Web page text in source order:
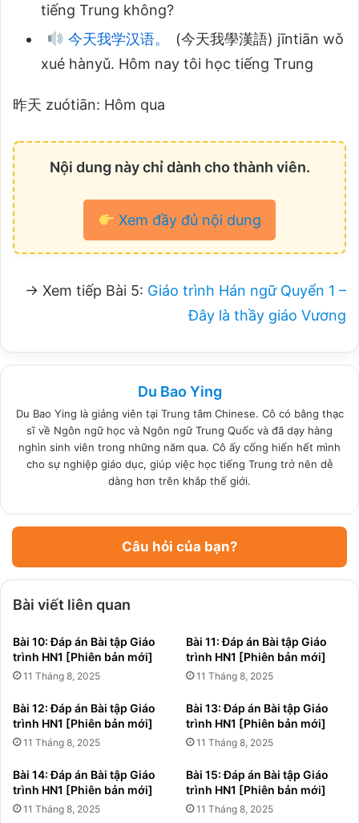
tiếng Trung không?
今天我学汉语。
(今天我學漢語) jīntiān wǒ
xué hànyǔ. Hôm nay tôi học tiếng Trung
昨天 zuótiān: Hôm qua
Nội dung này chỉ dành cho thành viên.
Xem đầy đủ nội dung
→ Xem tiếp Bài 5: Giáo trình Hán ngữ Quyển 1 –
Đây là thầy giáo Vương
Du Bao Ying
Du Bao Ying là giảng viên tại Trung tâm Chinese. Cô có bằng thạc
sĩ về Ngôn ngữ học và Ngôn ngữ Trung Quốc và đã dạy hàng
nghìn sinh viên trong những năm qua. Cô ấy cống hiến hết mình
cho sự nghiệp giáo dục, giúp việc học tiếng Trung trở nên dễ
dàng hơn trên khắp thế giới.
Câu hỏi của bạn?
Bài viết liên quan
Bài 10: Đáp án Bài tập Giáo
trình HN1 [Phiên bản mới]
11 Tháng 8, 2025
Bài 11: Đáp án Bài tập Giáo
trình HN1 [Phiên bản mới]
11 Tháng 8, 2025
Bài 12: Đáp án Bài tập Giáo
trình HN1 [Phiên bản mới]
11 Tháng 8, 2025
Bài 13: Đáp án Bài tập Giáo
trình HN1 [Phiên bản mới]
11 Tháng 8, 2025
Bài 14: Đáp án Bài tập Giáo
trình HN1 [Phiên bản mới]
11 Tháng 8, 2025
Bài 15: Đáp án Bài tập Giáo
trình HN1 [Phiên bản mới]
11 Tháng 8, 2025